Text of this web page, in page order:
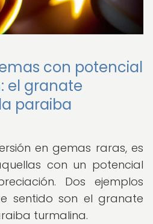
con potencial
el granate
paraiba
en gemas raras, es
con un potencial
Dos ejemplos
sentido son el granate
turmalina.